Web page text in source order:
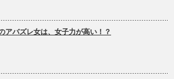
アバズレ女は、女子力が高い！？